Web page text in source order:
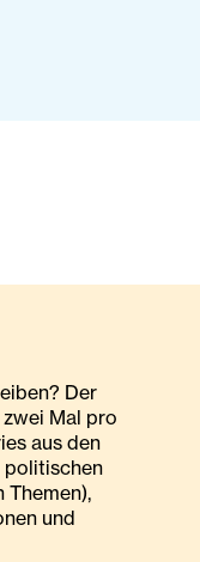
Der
Mal pro
aus den
politischen
Themen),
und